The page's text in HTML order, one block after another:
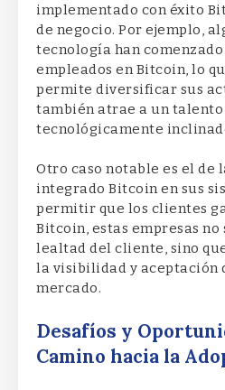
implementado con éxito
de negocio. Por ejemplo,
tecnología han comenzado
empleados en Bitcoin, lo
permite diversificar sus
también atrae a un talento
tecnológicamente
Otro caso notable es el de
integrado Bitcoin en sus
permitir que los clientes
Bitcoin, estas empresas
lealtad del cliente, sino
la visibilidad y aceptación
mercado.
Desafíos y
Camino hacia la